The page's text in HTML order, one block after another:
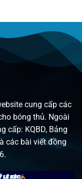
cung cấp các
bóng thủ. Ngoài
cấp: KQBD, Bảng
các bài viết đồng